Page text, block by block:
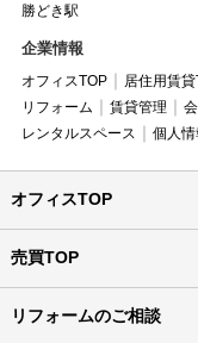
勝どき駅
企業情報
オフィスTOP 居住用賃
リフォーム
賃貸管理
レンタルスペース
個人
オフィスTOP
売買TOP
リフォームのご相談